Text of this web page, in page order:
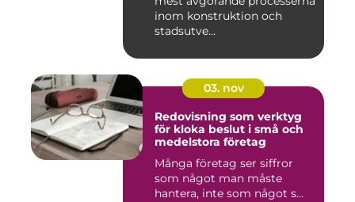
inom konstruktion och
stadsutve...
03. nov
Redovisning som verktyg
för kloka beslut i små och
medelstora företag
Många företag ser siffror
som något man måste
hantera, inte som något s...